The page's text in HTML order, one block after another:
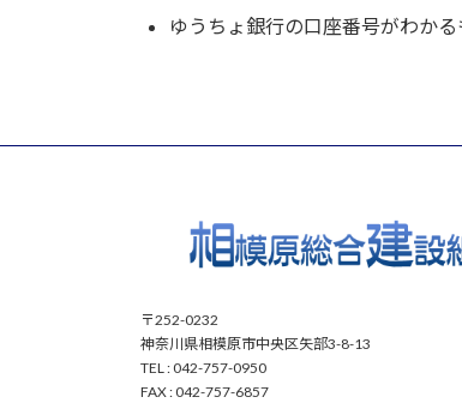
ゆうちょ銀行の口座番号がわか
〒252-0232
神奈川県相模原市中央区矢部3-8-13
TEL : 042-757-0950
FAX : 042-757-6857